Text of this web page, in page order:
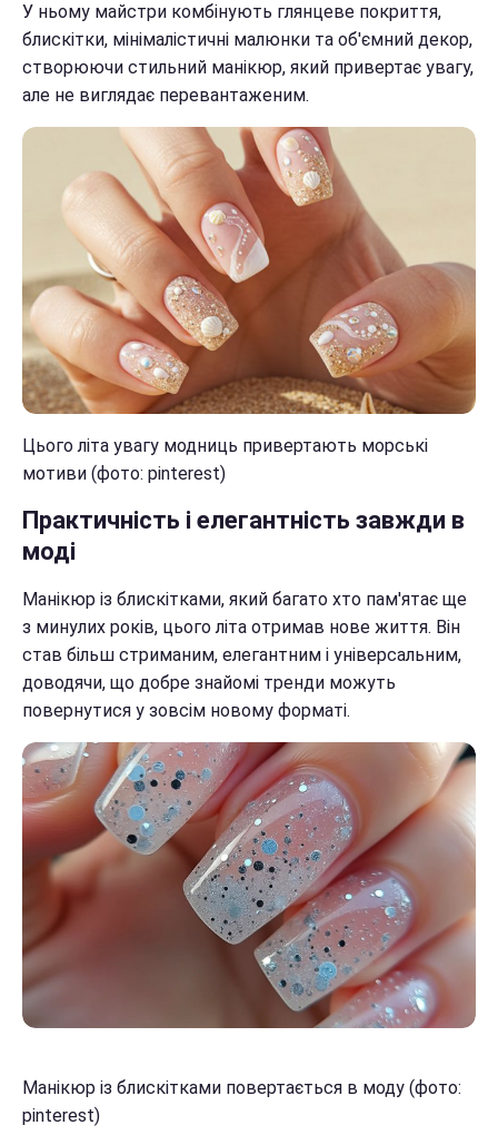
У ньому майстри комбінують глянцеве покриття,
блискітки, мінімалістичні малюнки та об'ємний декор,
створюючи стильний манікюр, який привертає увагу,
але не виглядає перевантаженим.
Цього літа увагу модниць привертають морські
мотиви (фото: pinterest)
Практичність і елегантність завжди в
моді
Манікюр із блискітками, який багато хто пам'ятає ще
з минулих років, цього літа отримав нове життя. Він
став більш стриманим, елегантним і універсальним,
доводячи, що добре знайомі тренди можуть
повернутися у зовсім новому форматі.
Манікюр із блискітками повертається в моду (фото:
pinterest)